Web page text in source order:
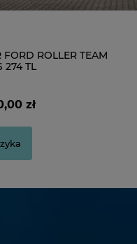
FORD ROLLER TEAM
274 TL
zł